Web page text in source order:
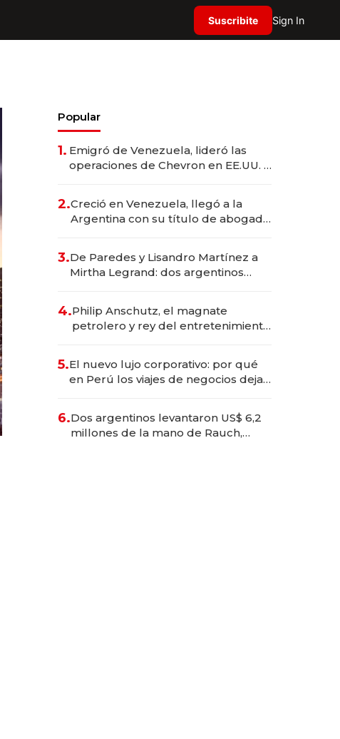
Suscribite Sign In
Popular
1. Emigró de Venezuela, lideró las
operaciones de Chevron en EE.UU. y
2.Creció en Venezuela, llegó a la
Argentina con su título de abogado
marcas "fast premium"
3.De Paredes y Lisandro Martínez a
Mirtha Legrand: dos argentinos
4.Philip Anschutz, el magnate
petrolero y rey del entretenimiento
5.El nuevo lujo corporativo: por qué
en Perú los viajes de negocios dejan
en experiencias transformadoras
6.Dos argentinos levantaron US$ 6,2
millones de la mano de Rauch,